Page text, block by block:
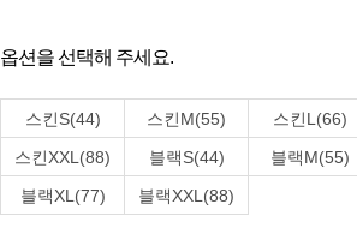
옵션을 선택해 주세요.
스킨S(44) 스킨M(55) 스킨L(66)
스킨XXL(88)
블랙S(44) 블랙M(55)
블랙XL(77)
블랙XXL(88)